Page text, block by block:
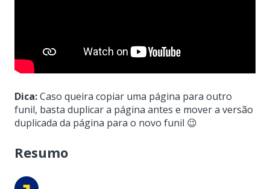
Dica:Caso queira copiar uma página para outro
funil, basta duplicar a página antes e mover a versão
duplicada da página para o novo funil 😉
Resumo